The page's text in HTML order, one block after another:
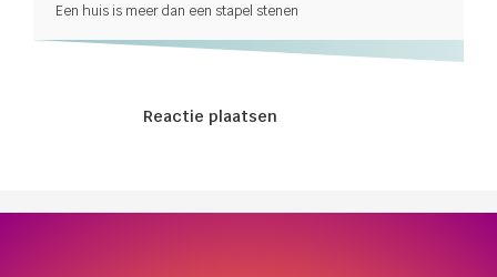
Een huis is meer dan een stapel stenen
Reactie plaatsen